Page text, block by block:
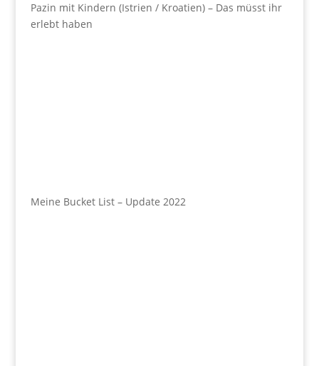
Pazin mit Kindern (Istrien / Kroatien) – Das müsst ihr
erlebt haben
Meine Bucket List – Update 2022